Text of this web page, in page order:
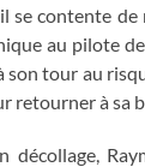
se contente de
au pilote
son tour au
retourner à sa
décollage,